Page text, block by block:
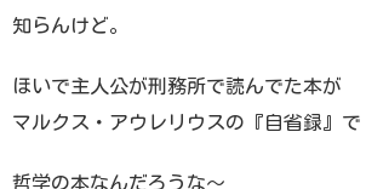
知らんけど。
ほいで主人公が刑務所で読んでた本が
マルクス・アウレリウスの『自省録』で
哲学の本なんだろうな〜